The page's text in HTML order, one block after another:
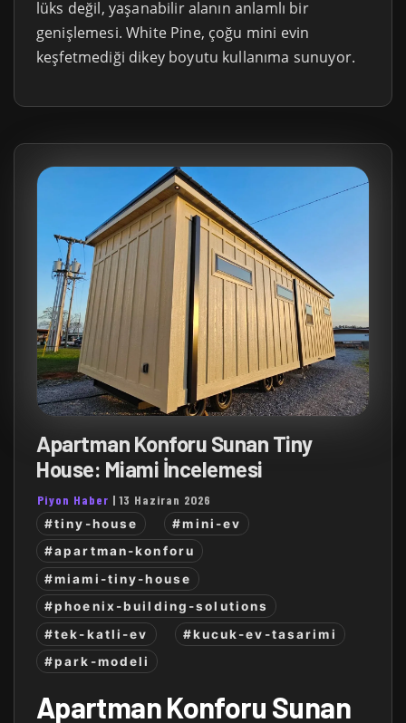
lüks değil, yaşanabilir alanın anlamlı bir
genişlemesi. White Pine, çoğu mini evin
keşfetmediği dikey boyutu kullanıma sunuyor.
Apartman Konforu Sunan Tiny
House: Miami İncelemesi
Piyon Haber |13 Haziran 2026
#tiny-house
#mini-ev
#apartman-konforu
#miami-tiny-house
#phoenix-building-solutions
#tek-katli-ev
#kucuk-ev-tasarimi
#park-modeli
Apartman Konforu Sunan